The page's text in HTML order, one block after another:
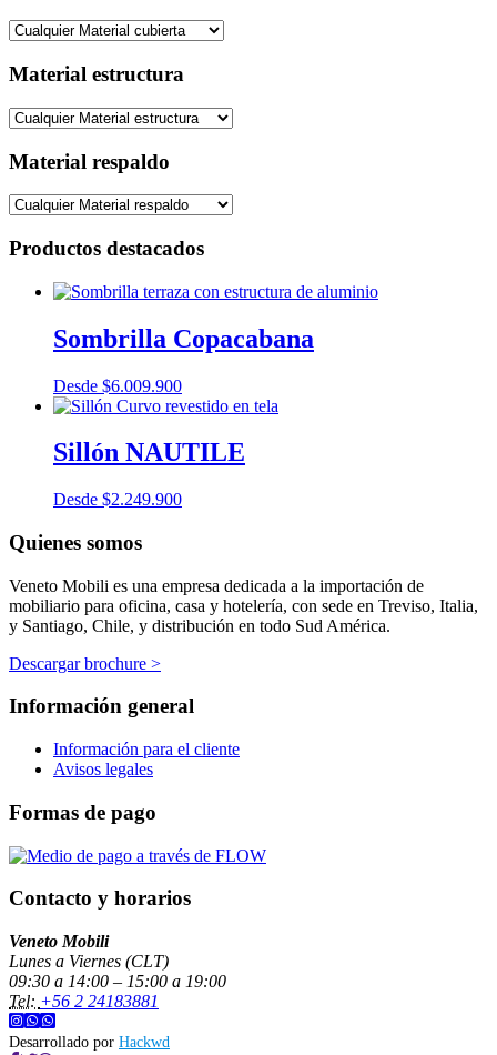
Material estructura
Material respaldo
Productos destacados
Sombrilla Copacabana
Desde $6.009.900
Sillón NAUTILE
Desde $2.249.900
Quienes somos
Veneto Mobili es una empresa dedicada a la importación de
mobiliario para oficina, casa y hotelería, con sede en Treviso, Italia,
y Santiago, Chile, y distribución en todo Sud América.
Descargar brochure >
Información general
Información para el cliente
Avisos legales
Formas de pago
Contacto y horarios
Veneto Mobili
Lunes a Viernes (CLT)
09:30 a 14:00 – 15:00 a 19:00
Tel: +56 2 24183881
Desarrollado por Hackwd